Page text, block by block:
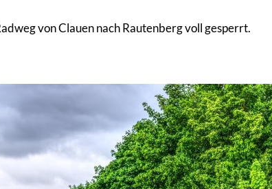
von Clauen nach Rautenberg voll gesperrt.